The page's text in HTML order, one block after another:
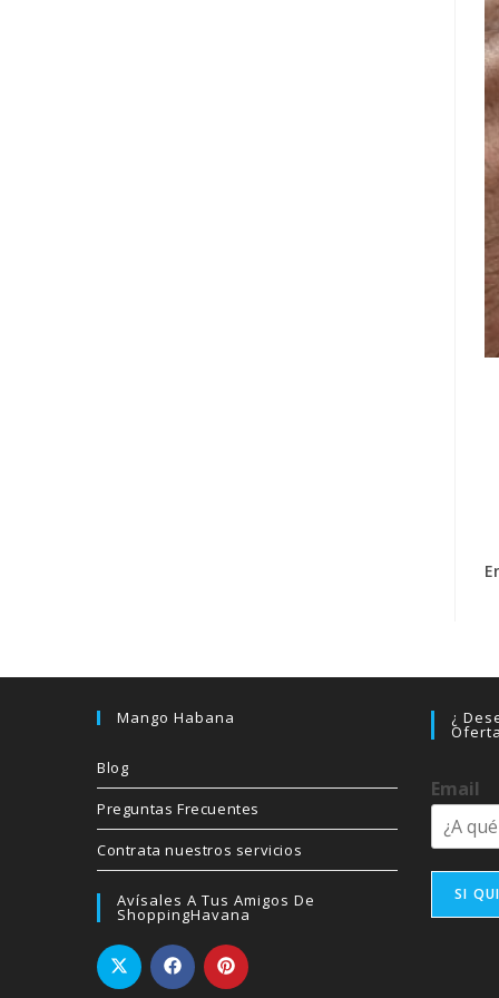
Mango Habana
Blog
Preguntas Frecuentes
Contrata nuestros servicios
Avísales A Tus Amigos De
ShoppingHavana
¿
Email
SI